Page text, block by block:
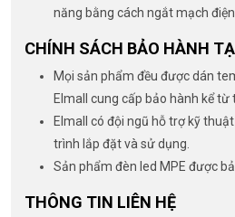
năng bằng cách ngắt mạch
CHÍNH SÁCH BẢO HÀNH
Mọi sản phẩm đều được dán
Elmall cung cấp bảo hành kể từ
Elmall có đội ngũ hỗ trợ kỹ
trình lắp đặt và sử dụng.
Sản phẩm đèn led MPE được
THÔNG TIN LIÊN HỆ